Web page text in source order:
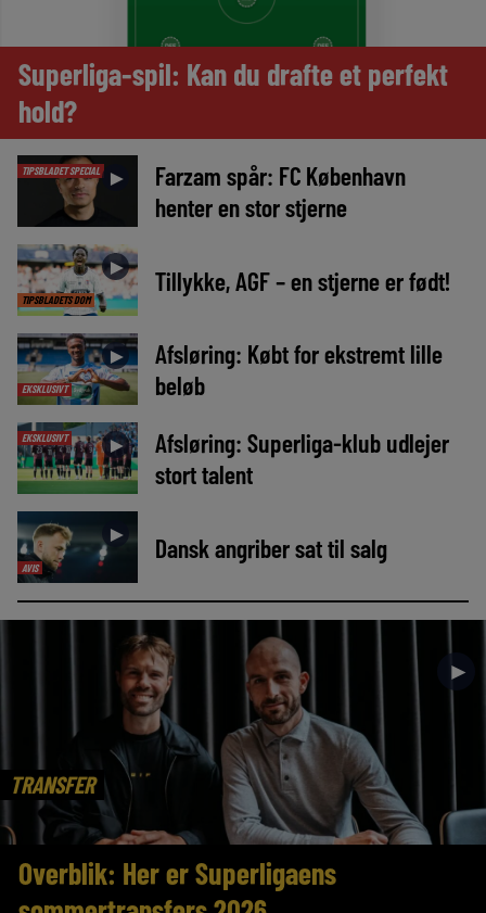
Superliga-spil: Kan du drafte et perfekt
hold?
TIPSBLADET SPECIAL ►
Farzam spår: FC København
henter en stor stjerne
TIPSBLADETS DOM
► Tillykke, AGF – en stjerne er født!
EKSKLUSIVT
►
Afsløring: Købt for ekstremt lille
beløb
EKSKLUSIVT ►
Afsløring: Superliga-klub udlejer
stort talent
AVIS
► Dansk angriber sat til salg
TRANSFER
►
Overblik: Her er Superligaens